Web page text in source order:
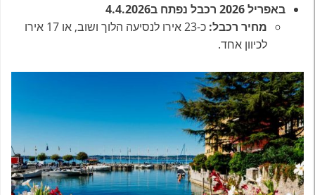
באפריל 2026 רכבל נפתח ב4.4.2026
מחיר רכבל:
כ-23 אירו לנסיעה הלוך ושוב, או 17 אירו
לכיוון אחד.